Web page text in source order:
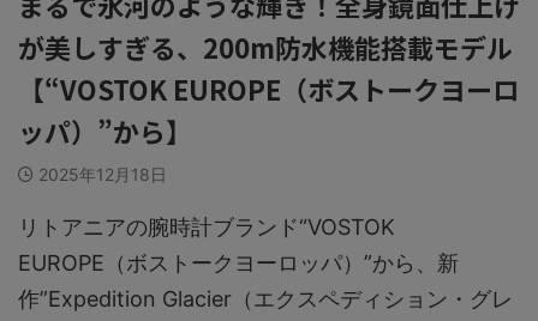
が美しすぎる、200m防水機能搭載モデル
【“VOSTOK EUROPE（ボストークヨーロ
ッパ）”から】
2025年12月18日
リトアニアの腕時計ブランド“VOSTOK
EUROPE（ボストークヨーロッパ）”から、新
作”Expedition Glacier（エクスペディション・グレ